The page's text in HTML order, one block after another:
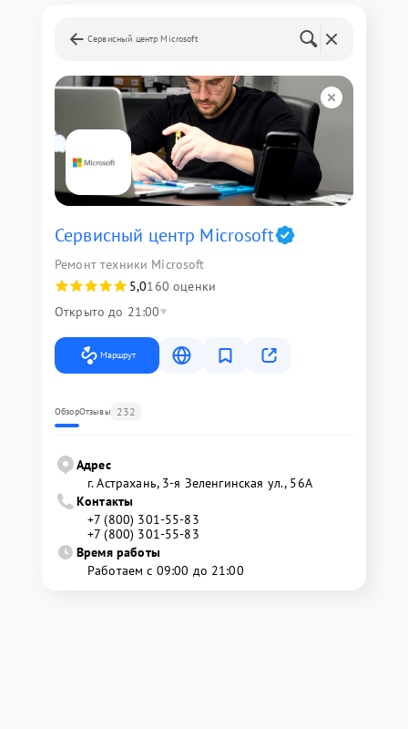
Сервисный центр Microsoft
Сервисный центр Microsoft
Ремонт техники Microsoft
5,0160 оценки
Открыто до 21:00
Маршрут
ОбзорОтзывы 232
Адрес
г. Астрахань, 3-я Зеленгинская ул., 56А
Контакты
+7 (800) 301-55-83
+7 (800) 301-55-83
Время работы
Работаем с 09:00 до 21:00